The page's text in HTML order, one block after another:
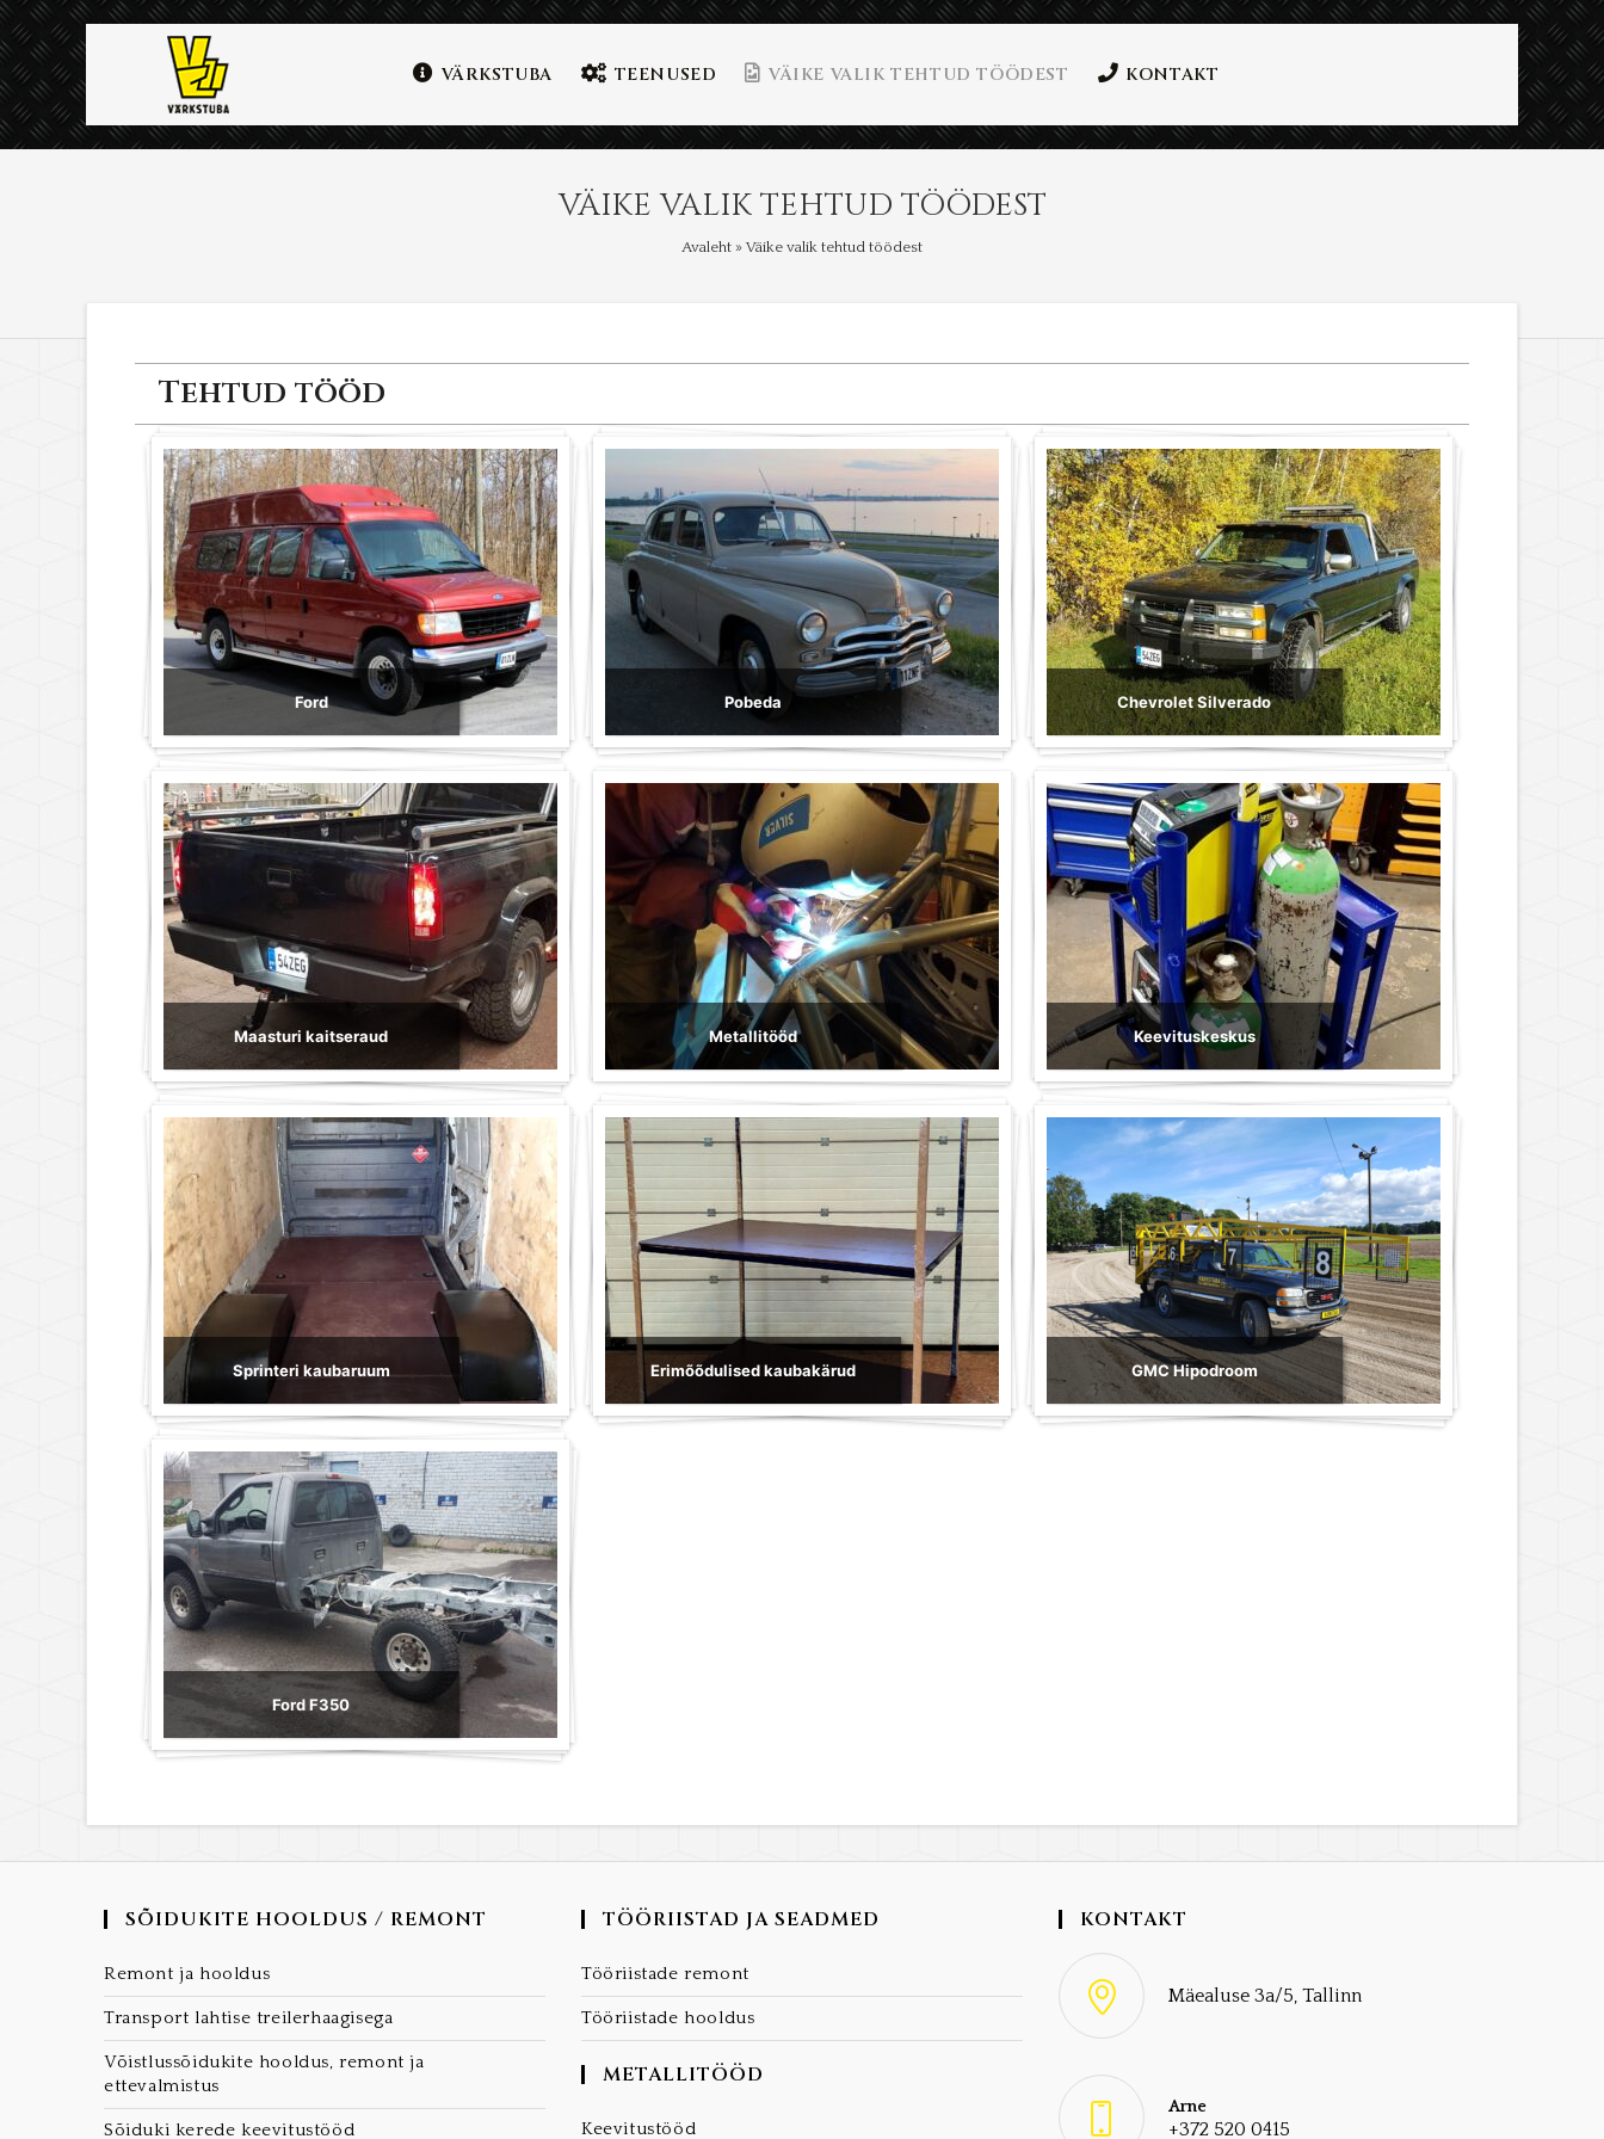
VÄRKSTUBA TEENUSED VÄIKE VALIK TEHTUD TÖÖDEST KONTAKT
VÄIKE VALIK TEHTUD TÖÖDEST
Avaleht » Väike valik tehtud töödest
Tehtud tööd
Ford Pobeda Chevrolet Silverado
Maasturi kaitseraud Metallitööd Keevituskeskus
Sprinteri kaubaruum Erimõõdulised kaubakärud GMC Hipodroom
Ford F350
SÕIDUKITE HOOLDUS / REMONT
Remont ja hooldus
Transport lahtise treilerhaagisega
Võistlussõidukite hooldus, remont ja
ettevalmistus
Sõiduki kerede keevitustööd
TÖÖRIISTAD JA SEADMED
Tööriistade remont
Tööriistade hooldus
METALLITÖÖD
Keevitustööd
KONTAKT
Mäealuse 3a/5, Tallinn
Arne
+372 520 0415